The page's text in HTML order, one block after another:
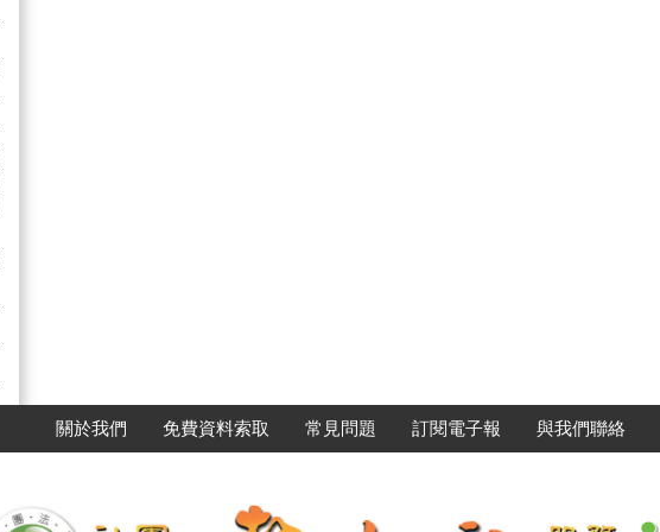
關於我們 免費資料索取 常見問題 訂閱電子報 與我們聯絡